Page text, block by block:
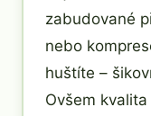
zabudované
nebo
huštíte –
Ovšem